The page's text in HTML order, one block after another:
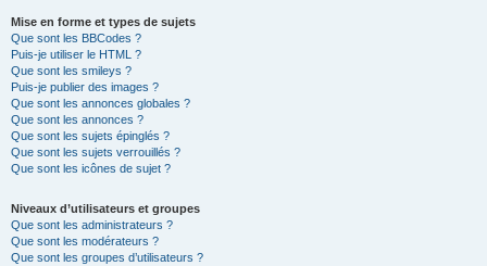
Mise en forme et types de sujets
Que sont les BBCodes ?
Puis-je utiliser le HTML ?
Que sont les smileys ?
Puis-je publier des images ?
Que sont les annonces globales ?
Que sont les annonces ?
Que sont les sujets épinglés ?
Que sont les sujets verrouillés ?
Que sont les icônes de sujet ?
Niveaux d’utilisateurs et groupes
Que sont les administrateurs ?
Que sont les modérateurs ?
Que sont les groupes d’utilisateurs ?